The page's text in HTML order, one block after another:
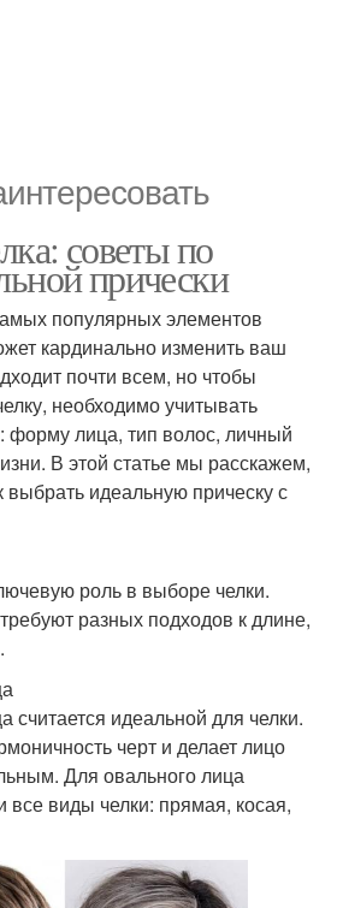
советы по
прически
популярных элементов
кардинально изменить ваш
почти всем, но чтобы
необходимо учитывать
форму лица, тип волос, личный
В этой статье мы расскажем,
выбрать идеальную прическу с
роль в выборе челки.
разных подходов к длине,
идеальной для челки.
черт и делает лицо
Для овального лица
все виды челки: прямая, косая,